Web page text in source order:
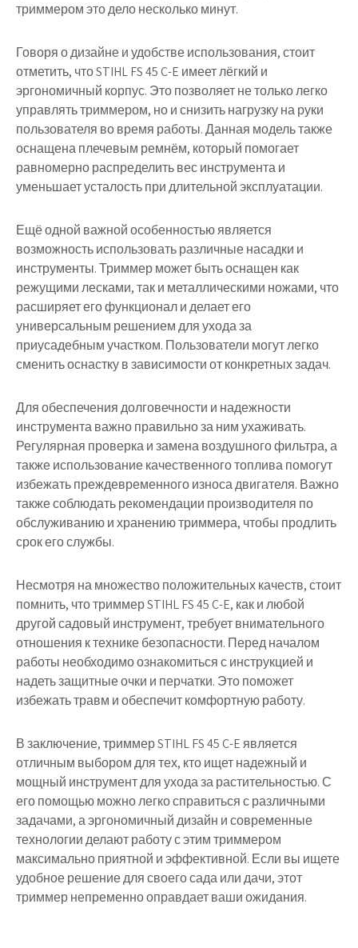
триммером это дело несколько минут.
Говоря о дизайне и удобстве использования, стоит
отметить, что STIHL FS 45 C-E имеет лёгкий и
эргономичный корпус. Это позволяет не только легко
управлять триммером, но и снизить нагрузку на руки
пользователя во время работы. Данная модель также
оснащена плечевым ремнём, который помогает
равномерно распределить вес инструмента и
уменьшает усталость при длительной эксплуатации.
Ещё одной важной особенностью является
возможность использовать различные насадки и
инструменты. Триммер может быть оснащен как
режущими лесками, так и металлическими ножами, что
расширяет его функционал и делает его
универсальным решением для ухода за
приусадебным участком. Пользователи могут легко
сменить оснастку в зависимости от конкретных задач.
Для обеспечения долговечности и надежности
инструмента важно правильно за ним ухаживать.
Регулярная проверка и замена воздушного фильтра, а
также использование качественного топлива помогут
избежать преждевременного износа двигателя. Важно
также соблюдать рекомендации производителя по
обслуживанию и хранению триммера, чтобы продлить
срок его службы.
Несмотря на множество положительных качеств, стоит
помнить, что триммер STIHL FS 45 C-E, как и любой
другой садовый инструмент, требует внимательного
отношения к технике безопасности. Перед началом
работы необходимо ознакомиться с инструкцией и
надеть защитные очки и перчатки. Это поможет
избежать травм и обеспечит комфортную работу.
В заключение, триммер STIHL FS 45 C-E является
отличным выбором для тех, кто ищет надежный и
мощный инструмент для ухода за растительностью. С
его помощью можно легко справиться с различными
задачами, а эргономичный дизайн и современные
технологии делают работу с этим триммером
максимально приятной и эффективной. Если вы ищете
удобное решение для своего сада или дачи, этот
триммер непременно оправдает ваши ожидания.